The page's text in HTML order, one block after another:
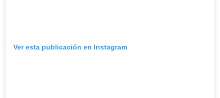
Ver esta publicación en Instagram